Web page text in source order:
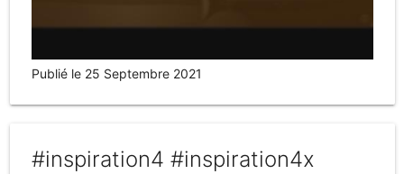
Publié le 25 Septembre 2021
#inspiration4 #inspiration4x